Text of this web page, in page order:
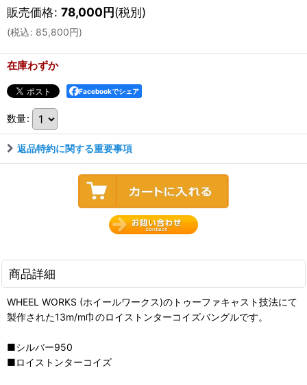
販売価格: 78,000円(税別)
(税込: 85,800円)
在庫わずか
Facebookでシェア
数量:
返品特約に関する重要事項
商品詳細
WHEEL WORKS (ホイールワークス)のトゥーファキャスト技法にて
製作された13m/m巾のロイストンターコイズバングルです。
■シルバー950
■ロイストンターコイズ